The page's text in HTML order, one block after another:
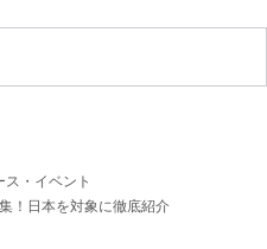
ス・イベント
！日本を対象に徹底紹介